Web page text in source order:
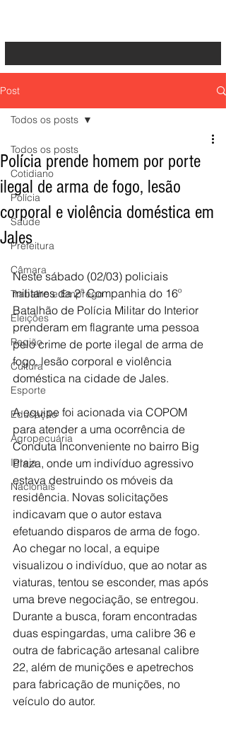
Post
Todos os posts
Cotidiano
Polícia
Saúde
Prefeitura
Câmara
Trabalho e Emprego
Eleições
Região
Cultura
Esporte
Educação
Agropecuária
Igreja
Nacionais
Todos os posts
Polícia prende homem por porte
ilegal de arma de fogo, lesão
corporal e violência doméstica em
Jales
Neste sábado (02/03) policiais
militares da 2ª Companhia do 16º
Batalhão de Polícia Militar do Interior
prenderam em flagrante uma pessoa
pelo crime de porte ilegal de arma de
fogo, lesão corporal e violência
doméstica na cidade de Jales.
A equipe foi acionada via COPOM
para atender a uma ocorrência de
Conduta Inconveniente no bairro Big
Plaza, onde um indivíduo agressivo
estava destruindo os móveis da
residência. Novas solicitações
indicavam que o autor estava
efetuando disparos de arma de fogo.
Ao chegar no local, a equipe
visualizou o indivíduo, que ao notar as
viaturas, tentou se esconder, mas após
uma breve negociação, se entregou.
Durante a busca, foram encontradas
duas espingardas, uma calibre 36 e
outra de fabricação artesanal calibre
22, além de munições e apetrechos
para fabricação de munições, no
veículo do autor.